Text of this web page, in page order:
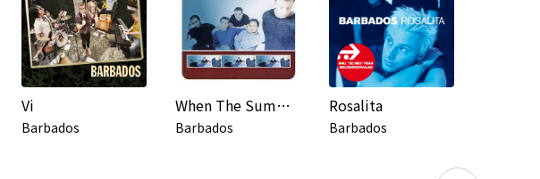
Vi
Barbados
When The Summer Is Gone
Barbados
Rosalita
Barbados